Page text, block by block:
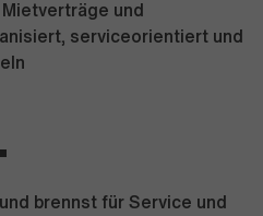
und
serviceorientiert und
brennst für Service und